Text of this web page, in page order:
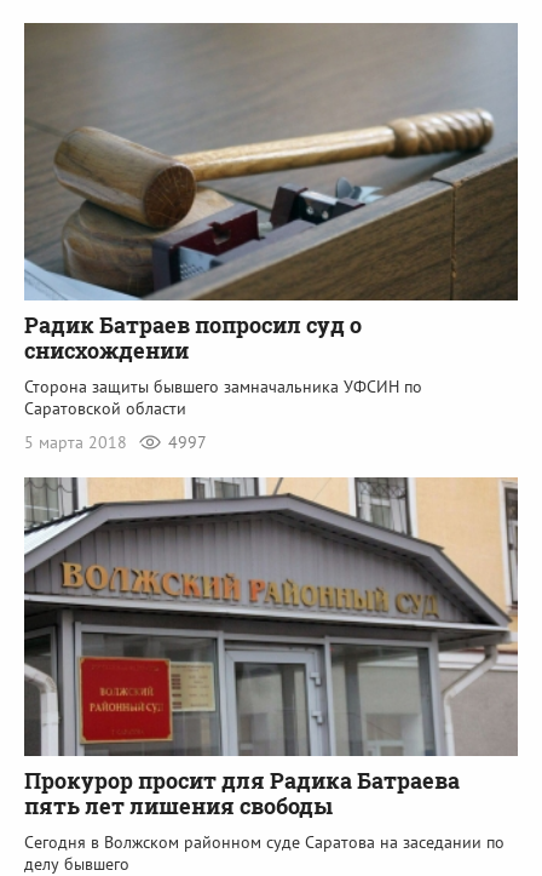
Радик Батраев попросил суд о
снисхождении
Сторона защиты бывшего замначальника УФСИН по
Саратовской области
5 марта 2018
4997
Прокурор просит для Радика Батраева
пять лет лишения свободы
Сегодня в Волжском районном суде Саратова на заседании по
делу бывшего